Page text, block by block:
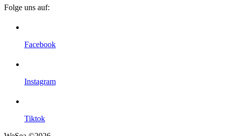
Folge uns auf:
Facebook
Instagram
Tiktok